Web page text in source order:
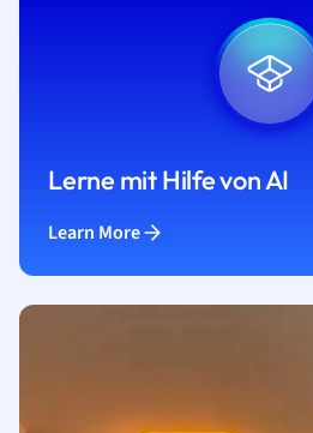
Lerne mit Hilfe von AI
Learn More